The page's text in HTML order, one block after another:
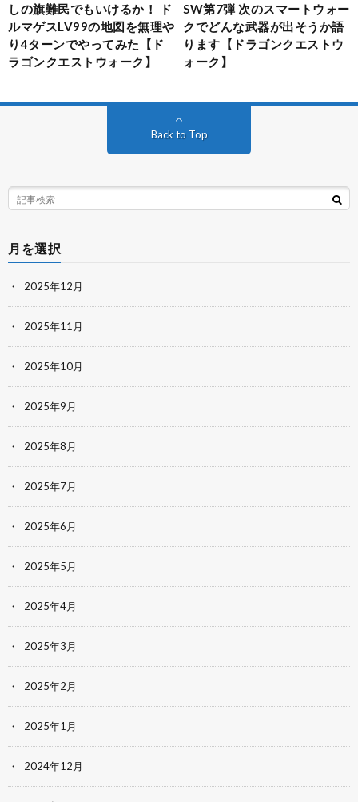
しの旗難民でもいけるか！ ド
ルマゲスLV99の地図を無理や
り4ターンでやってみた【ド
ラゴンクエストウォーク】
SW第7弾 次のスマートウォー
クでどんな武器が出そうか語
ります【ドラゴンクエストウ
ォーク】
Back to Top
月を選択
2025年12月
2025年11月
2025年10月
2025年9月
2025年8月
2025年7月
2025年6月
2025年5月
2025年4月
2025年3月
2025年2月
2025年1月
2024年12月